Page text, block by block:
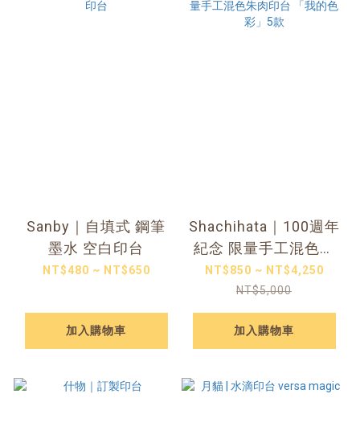
Sanby｜自填式 鋼筆
墨水 空白印台
NT$480 ~ NT$650
加入購物車
Shachihata｜100週年
紀念 限量手工混色朱
肉印台 「我的色彩」5
款
NT$850 ~ NT$4,250
NT$5,000
加入購物車